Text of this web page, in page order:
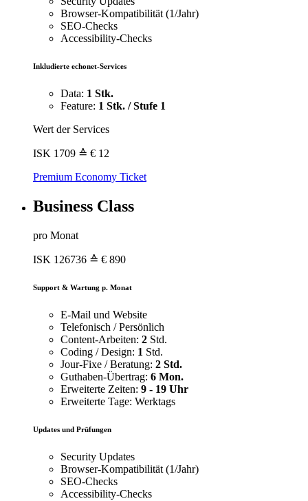
Browser-Kompatibilität (1/Jahr)
SEO-Checks
Accessibility-Checks
Inkludierte echonet-Services
Data: 1 Stk.
Feature: 1 Stk. / Stufe 1
Wert der Services
ISK 1709 ≙ € 12
Premium Economy Ticket
Business Class
pro Monat
ISK 126736 ≙ € 890
Support & Wartung p. Monat
E-Mail und Website
Telefonisch / Persönlich
Content-Arbeiten: 2 Std.
Coding / Design: 1 Std.
Jour-Fixe / Beratung: 2 Std.
Guthaben-Übertrag: 6 Mon.
Erweiterte Zeiten: 9 - 19 Uhr
Erweiterte Tage: Werktags
Updates und Prüfungen
Security Updates
Browser-Kompatibilität (1/Jahr)
SEO-Checks
Accessibility-Checks